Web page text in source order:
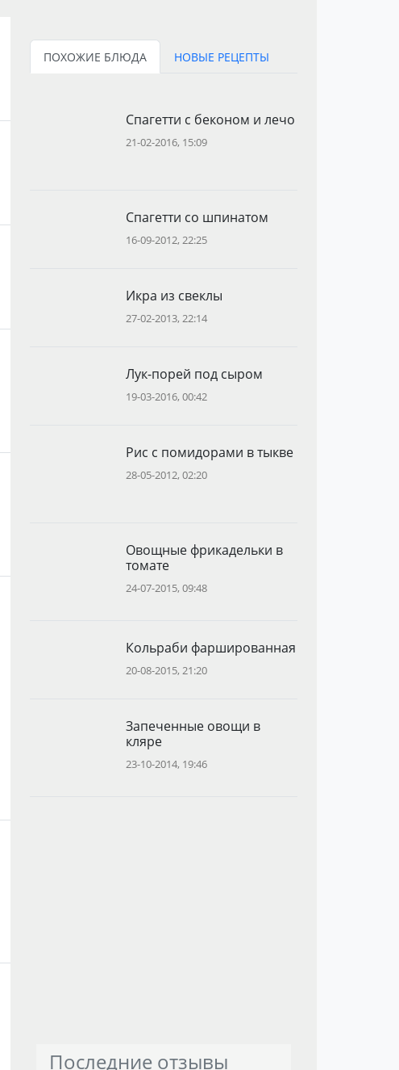
ПОХОЖИЕ БЛЮДА НОВЫЕ РЕЦЕПТЫ
Спагетти с беконом и лечо
21-02-2016, 15:09
Спагетти со шпинатом
16-09-2012, 22:25
Икра из свеклы
27-02-2013, 22:14
Лук-порей под сыром
19-03-2016, 00:42
Рис с помидорами в тыкве
28-05-2012, 02:20
Овощные фрикадельки в
томате
24-07-2015, 09:48
Кольраби фаршированная
20-08-2015, 21:20
Запеченные овощи в
кляре
23-10-2014, 19:46
Последние отзывы